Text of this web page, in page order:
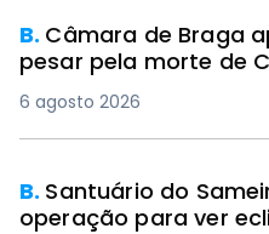
B. Câmara de Braga
pesar pela morte de
6 agosto 2026
B. Santuário do
operação para ver